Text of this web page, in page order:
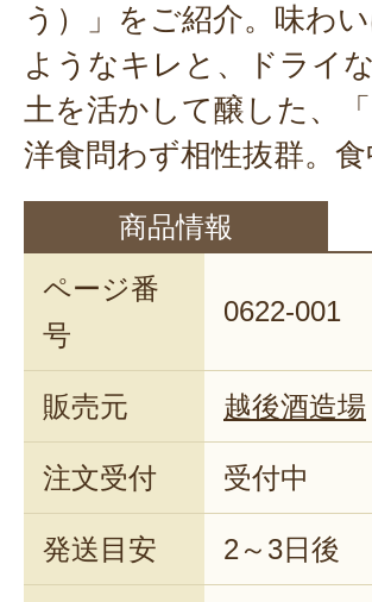
う）」をご紹介。味わ
ようなキレと、ドライ
土を活かして醸した、
洋食問わず相性抜群。
商品情報
ページ番
号
0622-001
販売元 越後酒造場
注文受付 受付中
発送目安 2～3日後